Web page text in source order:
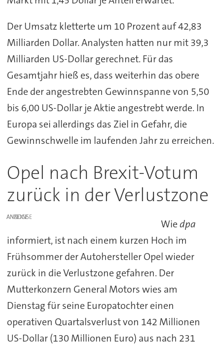
Der Umsatz kletterte um 10 Prozent auf 42,83
Milliarden Dollar. Analysten hatten nur mit 39,3
Milliarden US-Dollar gerechnet. Für das
Gesamtjahr hieß es, dass weiterhin das obere
Ende der angestrebten Gewinnspanne von 5,50
bis 6,00 US-Dollar je Aktie angestrebt werde. In
Europa sei allerdings das Ziel in Gefahr, die
Gewinnschwelle im laufenden Jahr zu erreichen.
Opel nach Brexit-Votum
zurück in der Verlustzone
ANZEIGE
Wiedpa
informiert, ist nach einem kurzen Hoch im
Frühsommer der Autohersteller Opel wieder
zurück in die Verlustzone gefahren. Der
Mutterkonzern General Motors wies am
Dienstag für seine Europatochter einen
operativen Quartalsverlust von 142 Millionen
US-Dollar (130 Millionen Euro) aus nach 231